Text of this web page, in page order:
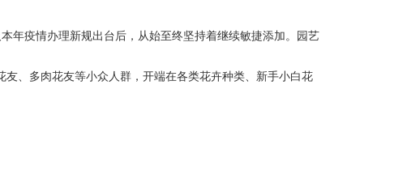
疫情办理新规出台后，从始至终坚持着继续敏捷添加。园艺
、多肉花友等小众人群，开端在各类花卉种类、新手小白花